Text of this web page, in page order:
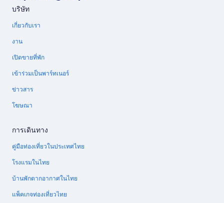
บริษัท
เกี่ยวกับเรา
งาน
เปิดขายที่พัก
เข้าร่วมเป็นพาร์ทเนอร์
ข่าวสาร
โฆษณา
การเดินทาง
คู่มือท่องเที่ยวในประเทศไทย
โรงแรมในไทย
บ้านพักตากอากาศในไทย
แพ็คเกจท่องเที่ยวไทย